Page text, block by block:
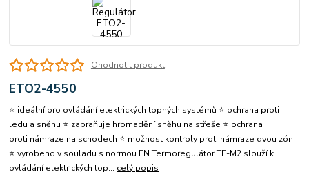
Ohodnotit produkt
ETO2-4550
⭐ ideální pro ovládání elektrických topných systémů ⭐ ochrana proti
ledu a sněhu ⭐ zabraňuje hromadění sněhu na střeše ⭐ ochrana
proti námraze na schodech ⭐ možnost kontroly proti námraze dvou zón
⭐ vyrobeno v souladu s normou EN Termoregulátor TF-M2 slouží k
ovládání elektrických top... celý popis